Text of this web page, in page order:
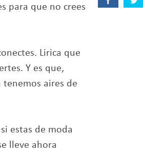
para que no crees
Lirica que
Y es que,
tenemos aires de
estas de moda
lleve ahora